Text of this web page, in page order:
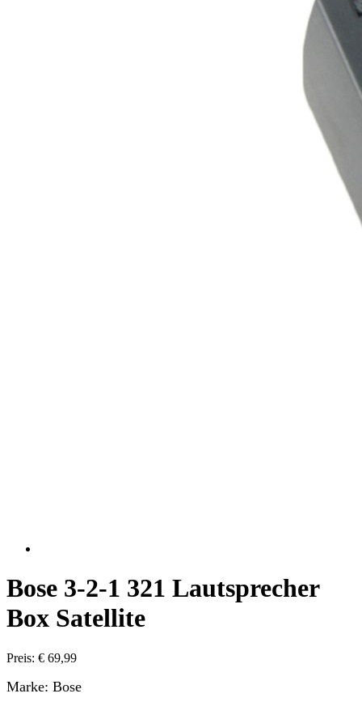
Bose 3-2-1 321 Lautsprecher
Box Satellite
Preis: € 69,99
Marke: Bose